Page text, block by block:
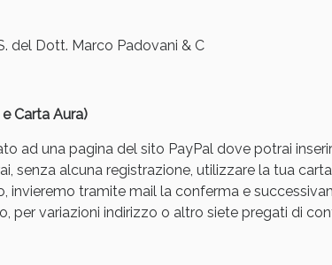
del Dott. Marco Padovani & C
Carta Aura)
ad una pagina del sito PayPal dove potrai
senza alcuna registrazione, utilizzare la tua
tramite mail la conferma e
per variazioni indirizzo o altro siete pregati di